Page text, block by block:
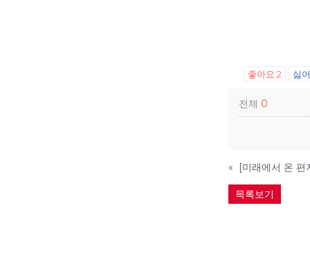
좋아요2 싫
전체 0
« [미래에서 온 편
목록보기